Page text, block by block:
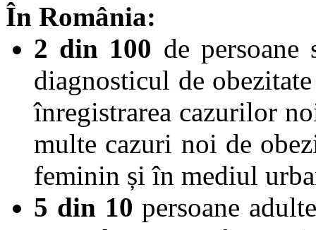
În România:
2 din 100 de
diagnosticul de
înregistrarea cazurilor
multe cazuri noi de
feminin și în mediul
5 din 10 persoane